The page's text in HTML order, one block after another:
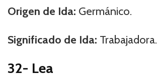
Origen de Ida: Germánico.
Significado de Ida: Trabajadora.
32- Lea